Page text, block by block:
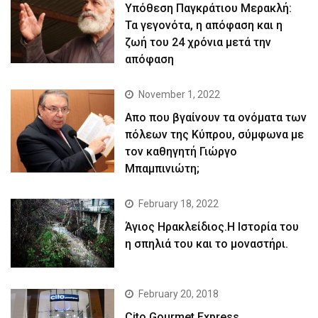
Yπόθεση Παγκράτιου Μερακλή:
Τα γεγονότα, η απόφαση και η
ζωή του 24 χρόνια μετά την
απόφαση
November 1, 2022
Απο που βγαίνουν τα ονόματα των
πόλεων της Κύπρου, σύμφωνα με
τον καθηγητή Γιώργο
Μπαμπινιώτη;
February 18, 2022
Άγιος Ηρακλείδιος.Η Ιστορία του
η σπηλιά του και το μοναστήρι.
February 20, 2018